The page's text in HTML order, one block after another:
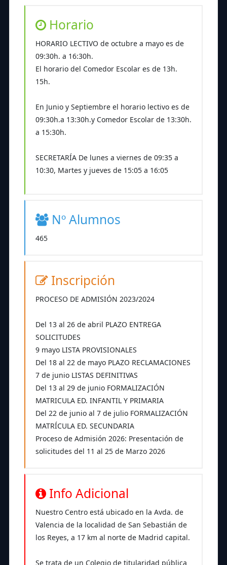
Horario
HORARIO LECTIVO de octubre a mayo es de
09:30h. a 16:30h.
El horario del Comedor Escolar es de 13h.
15h.
En Junio y Septiembre el horario lectivo es de
09:30h.a 13:30h.y Comedor Escolar de 13:30h.
a 15:30h.
SECRETARÍA De lunes a viernes de 09:35 a
10:30, Martes y jueves de 15:05 a 16:05
Nº Alumnos
465
Inscripción
PROCESO DE ADMISIÓN 2023/2024
Del 13 al 26 de abril PLAZO ENTREGA
SOLICITUDES
9 mayo LISTA PROVISIONALES
Del 18 al 22 de mayo PLAZO RECLAMACIONES
7 de junio LISTAS DEFINITIVAS
Del 13 al 29 de junio FORMALIZACIÓN
MATRICULA ED. INFANTIL Y PRIMARIA
Del 22 de junio al 7 de julio FORMALIZACIÓN
MATRÍCULA ED. SECUNDARIA
Proceso de Admisión 2026: Presentación de
solicitudes del 11 al 25 de Marzo 2026
Info Adicional
Nuestro Centro está ubicado en la Avda. de
Valencia de la localidad de San Sebastián de
los Reyes, a 17 km al norte de Madrid capital.
Se trata de un Colegio de titularidad pública